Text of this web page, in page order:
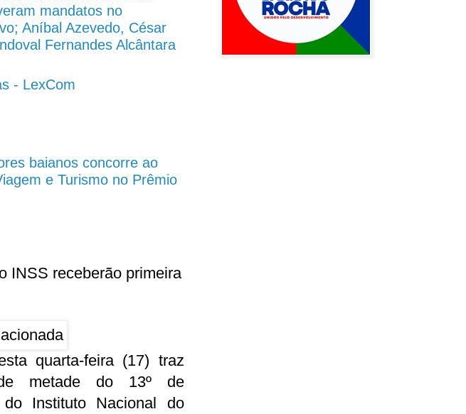
mandatos no
Aníbal Azevedo, César
Fernandes Alcântara
- LexCom
baianos concorre ao
e Turismo no Prêmio
INSS receberão primeira
quarta-feira (17) traz
metade do 13º de
Instituto Nacional do